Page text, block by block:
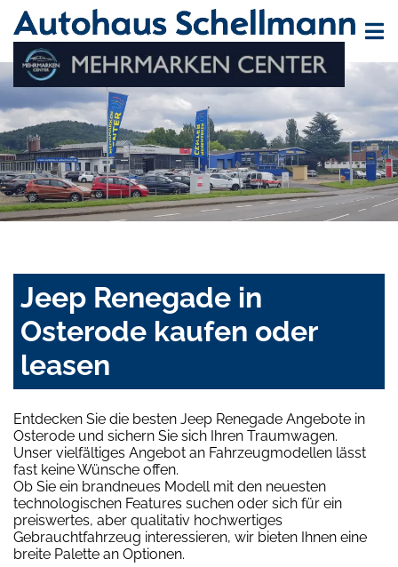
Jeep Renegade in
Osterode kaufen oder
leasen
Entdecken Sie die besten Jeep Renegade Angebote in
Osterode und sichern Sie sich Ihren Traumwagen.
Unser vielfältiges Angebot an Fahrzeugmodellen lässt
fast keine Wünsche offen.
Ob Sie ein brandneues Modell mit den neuesten
technologischen Features suchen oder sich für ein
preiswertes, aber qualitativ hochwertiges
Gebrauchtfahrzeug interessieren, wir bieten Ihnen eine
breite Palette an Optionen.